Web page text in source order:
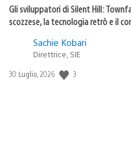
Gli sviluppatori di Silent Hill:
scozzese, la tecnologia retrò e il
Sachie Kobari
Direttrice, SIE
Data
30 Luglio, 2026 3